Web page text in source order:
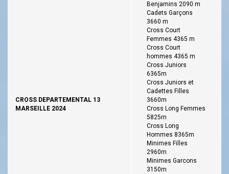
CROSS DEPARTEMENTAL 13
MARSEILLE 2024
Benjamins 2090 m
Cadets Garçons
3660 m
Cross Court
Femmes 4365 m
Cross Court
hommes 4365 m
Cross Juniors
6365m
Cross Juniors et
Cadettes Filles
3660m
Cross Long Femmes
5825m
Cross Long
Hommes 8365m
Minimes Filles
2960m
Minimes Garcons
3150m